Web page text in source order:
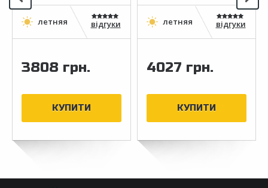
відгуки
3808 грн.
відгуки
4027 грн.